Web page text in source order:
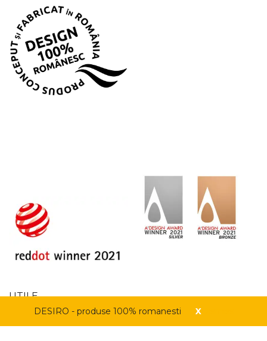
DESIRO - produse 100% romanesti Dismiss
UTILE
TERMENI ȘI CONDIȚII